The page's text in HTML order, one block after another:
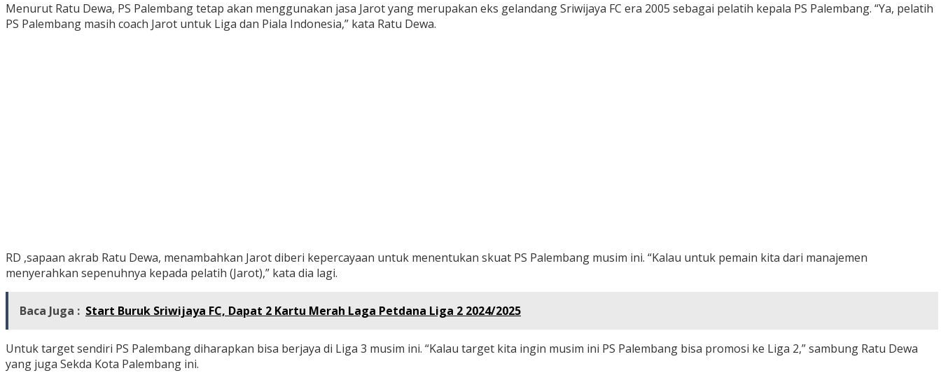
Menurut Ratu Dewa, PS Palembang tetap akan menggunakan jasa Jarot yang merupakan eks gelandang Sriwijaya FC era 2005 sebagai pelatih kepala PS Palembang. “Ya, pelatih
PS Palembang masih coach Jarot untuk Liga dan Piala Indonesia,” kata Ratu Dewa.
RD ,sapaan akrab Ratu Dewa, menambahkan Jarot diberi kepercayaan untuk menentukan skuat PS Palembang musim ini. “Kalau untuk pemain kita dari manajemen
menyerahkan sepenuhnya kepada pelatih (Jarot),” kata dia lagi.
Baca Juga : Start Buruk Sriwijaya FC, Dapat 2 Kartu Merah Laga Petdana Liga 2 2024/2025
Untuk target sendiri PS Palembang diharapkan bisa berjaya di Liga 3 musim ini. “Kalau target kita ingin musim ini PS Palembang bisa promosi ke Liga 2,” sambung Ratu Dewa
yang juga Sekda Kota Palembang ini.